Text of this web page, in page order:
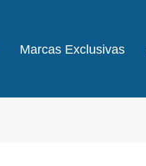
Marcas Exclusivas